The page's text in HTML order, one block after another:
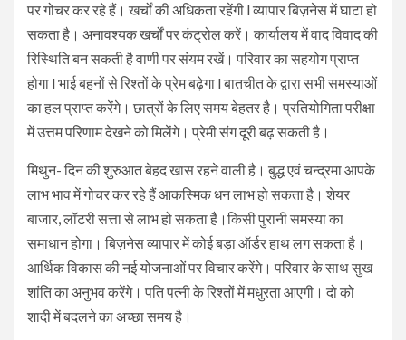
पर गोचर कर रहे हैं। खर्चों की अधिकता रहेंगी l व्यापार बिज़नेस में घाटा हो
सकता है। अनावश्यक खर्चों पर कंट्रोल करें। कार्यालय में वाद विवाद की
रिस्थिति बन सकती है वाणी पर संयम रखें। परिवार का सहयोग प्राप्त
होगा l भाई बहनों से रिश्तों के प्रेम बढ़ेगा l बातचीत के द्वारा सभी समस्याओं
का हल प्राप्त करेंगे। छात्रों के लिए समय बेहतर है। प्रतियोगिता परीक्षा
में उत्तम परिणाम देखने को मिलेंगे। प्रेमी संग दूरी बढ़ सकती है।
मिथुन- दिन की शुरुआत बेहद खास रहने वाली है। बुद्ध एवं चन्द्रमा आपके
लाभ भाव में गोचर कर रहे हैं आकस्मिक धन लाभ हो सकता है। शेयर
बाजार, लॉटरी सत्ता से लाभ हो सकता है।किसी पुरानी समस्या का
समाधान होगा। बिज़नेस व्यापार में कोई बड़ा ऑर्डर हाथ लग सकता है।
आर्थिक विकास की नई योजनाओं पर विचार करेंगे। परिवार के साथ सुख
शांति का अनुभव करेंगे। पति पत्नी के रिश्तों में मधुरता आएगी। दो को
शादी में बदलने का अच्छा समय है।